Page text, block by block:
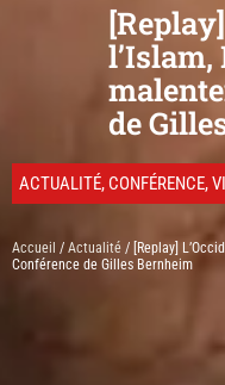
de
ACTUALITÉ, CONFÉRENCE,
Accueil / Actualité / [Replay]
Conférence de Gilles Bernheim